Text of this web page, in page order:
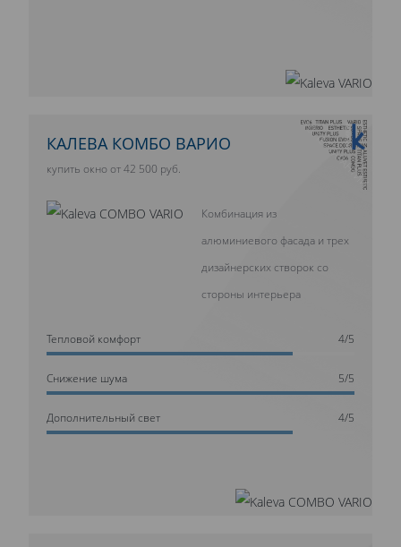
10 ЛЕТ ГАРАНТИИ
КАЛЕВА КОМБО ВАРИО
купить окно от 42 500 руб.
Комбинация из
алюминиевого фасада и трех
дизайнерских створок со
стороны интерьера
Тепловой комфорт 4/5
Cнижение шума 5/5
Дополнительный свет 4/5